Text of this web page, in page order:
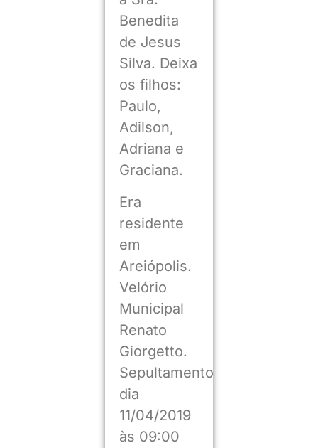
Benedita
de Jesus
Silva. Deixa
os filhos:
Paulo,
Adilson,
Adriana e
Graciana.
Era
residente
em
Areiópolis.
Velório
Municipal
Renato
Giorgetto.
Sepultamento
dia
11/04/2019
às 09:00